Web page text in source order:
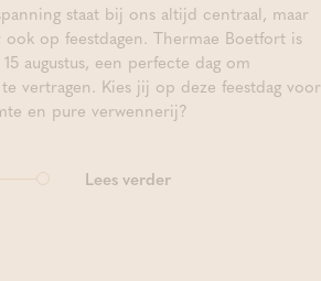
staat bij ons altijd centraal, maar
ook op feestdagen. Thermae Boetfort is
augustus, een perfecte dag om
vertragen. Kies jij op deze feestdag voor
en pure verwennerij?
Lees verder